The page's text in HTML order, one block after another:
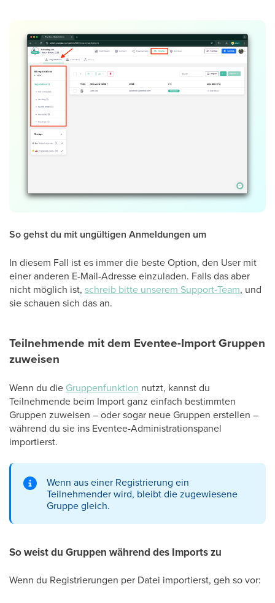
So gehst du mit ungültigen Anmeldungen um
In diesem Fall ist es immer die beste Option, den User mit
einer anderen E-Mail-Adresse einzuladen. Falls das aber
nicht möglich ist, schreib bitte unserem Support-Team, und
sie schauen sich das an.
Teilnehmende mit dem Eventee-Import Gruppen
zuweisen
Wenn du die Gruppenfunktion nutzt, kannst du
Teilnehmende beim Import ganz einfach bestimmten
Gruppen zuweisen – oder sogar neue Gruppen erstellen –
während du sie ins Eventee-Administrationspanel
importierst.
Wenn aus einer Registrierung ein
Teilnehmender wird, bleibt die zugewiesene
Gruppe gleich.
So weist du Gruppen während des Imports zu
Wenn du Registrierungen per Datei importierst, geh so vor: